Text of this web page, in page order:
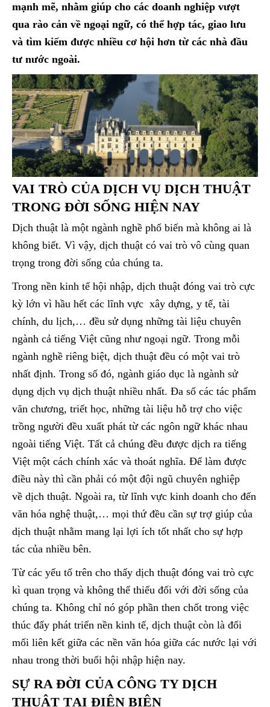
mạnh mẽ, nhằm giúp cho các doanh nghiệp vượt
qua rào cản về ngoại ngữ, có thể hợp tác, giao lưu
và tìm kiếm được nhiều cơ hội hơn từ các nhà đầu
tư nước ngoài.
VAI TRÒ CỦA DỊCH VỤ DỊCH THUẬT
TRONG ĐỜI SỐNG HIỆN NAY
Dịch thuật là một ngành nghề phổ biến mà không ai là
không biết. Vì vậy, dịch thuật có vai trò vô cùng quan
trọng trong đời sống của chúng ta.
Trong nền kinh tế hội nhập, dịch thuật đóng vai trò cực
kỳ lớn vì hầu hết các lĩnh vực xây dựng, y tế, tài
chính, du lịch,… đều sử dụng những tài liệu chuyên
ngành cả tiếng Việt cũng như ngoại ngữ. Trong mỗi
ngành nghề riêng biệt, dịch thuật đều có một vai trò
nhất định. Trong số đó, ngành giáo dục là ngành sử
dụng dịch vụ dịch thuật nhiều nhất. Đa số các tác phẩm
văn chương, triết học, những tài liệu hỗ trợ cho việc
trồng người đều xuất phát từ các ngôn ngữ khác nhau
ngoài tiếng Việt. Tất cả chúng đều được dịch ra tiếng
Việt một cách chính xác và thoát nghĩa. Để làm được
điều này thì cần phải có một đội ngũ chuyên nghiệp
về dịch thuật. Ngoài ra, từ lĩnh vực kinh doanh cho đến
văn hóa nghệ thuật,… mọi thứ đều cần sự trợ giúp của
dịch thuật nhằm mang lại lợi ích tốt nhất cho sự hợp
tác của nhiều bên.
Từ các yếu tố trên cho thấy dịch thuật đóng vai trò cực
kì quan trọng và không thể thiếu đối với đời sống của
chúng ta. Không chỉ nó góp phần then chốt trong việc
thúc đẩy phát triển nền kinh tế, dịch thuật còn là đối
mối liên kết giữa các nền văn hóa giữa các nước lại với
nhau trong thời buổi hội nhập hiện nay.
SỰ RA ĐỜI CỦA CÔNG TY DỊCH
THUẬT TẠI ĐIỆN BIÊN